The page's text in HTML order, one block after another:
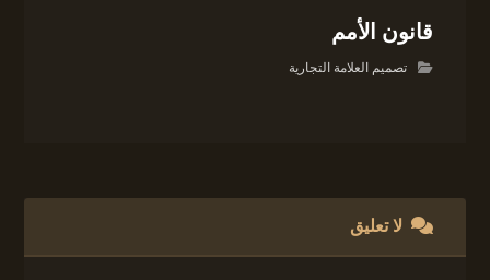
قانون الأمم
تصميم العلامة التجارية
لا تعليق